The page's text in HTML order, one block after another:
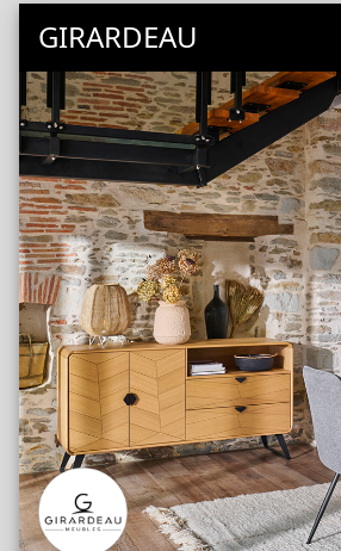
GIRARDEAU